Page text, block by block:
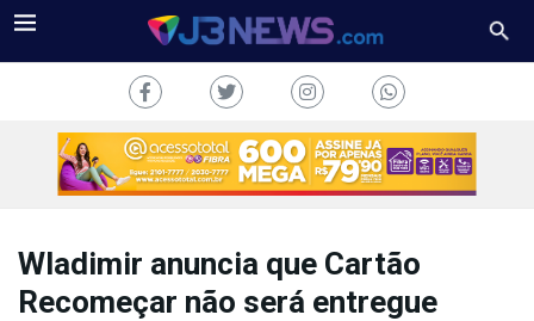
Wladimir anuncia que Cartão
Recomeçar não será entregue